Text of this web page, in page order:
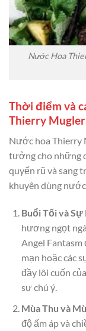
Nước Hoa
Thời điểm và
Thierry
Nước hoa Thierry
tưởng cho những
quyến rũ và sang
khuyên dùng
Buổi Tối và
hương ngọt
Angel
mạn hoặc các
đầy lôi cuốn
sự chú ý.
Mùa Thu và
độ ấm áp và